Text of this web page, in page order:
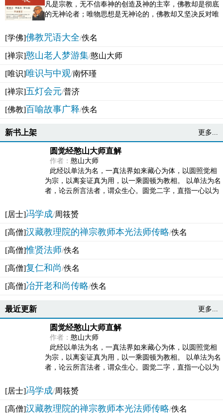
凡是宗教，无不信奉神的创造及神的主宰，佛教却是彻底
的无神论者；唯物思想是无神论的，佛教却又坚决反对唯
[学佛]佛教咒语大全/佚名
[禅宗]憨山老人梦游集/憨山大师
[唯识]唯识与中观/南怀瑾
[禅宗]五灯会元/普济
[佛教]百喻故事广释/佚名
新书上架 更多...
圆觉经憨山大师直解
作者： 憨山大师
此经以单法为名，一真法界如来藏心为体，以圆照觉相
为宗，以离妄证真为用，以一乘圆顿为教相。 以单法为名
者，论云所言法者，谓众生心。圆觉二字，直指一心以为
[居士]冯学成/周筱赟
[高僧]汉藏教理院的禅宗教师本光法师传略/佚名
[高僧]惟贤法师/佚名
[高僧]复仁和尚/佚名
[高僧]冶开老和尚传略/佚名
最近更新 更多...
圆觉经憨山大师直解
作者： 憨山大师
此经以单法为名，一真法界如来藏心为体，以圆照觉相
为宗，以离妄证真为用，以一乘圆顿为教相。 以单法为名
者，论云所言法者，谓众生心。圆觉二字，直指一心以为
[居士]冯学成/周筱赟
[高僧]汉藏教理院的禅宗教师本光法师传略/佚名